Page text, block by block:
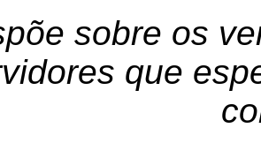
sobre os
que